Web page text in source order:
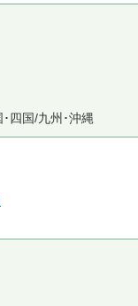
四国/九州･沖縄